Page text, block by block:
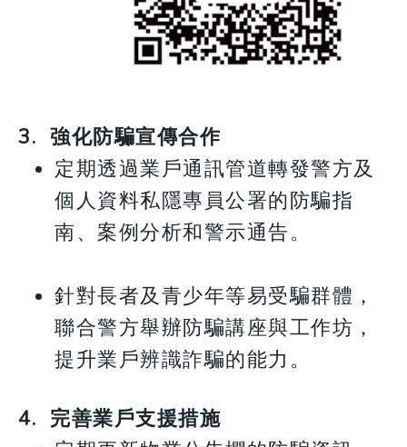
3. 強化防騙宣傳合作
定期透過業戶通訊管道轉發警方及
個人資料私隱專員公署的防騙指
南、案例分析和警示通告。
針對長者及青少年等易受騙群體，
聯合警方舉辦防騙講座與工作坊，
提升業戶辨識詐騙的能力。
4. 完善業戶支援措施